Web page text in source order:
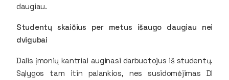
daugiau.
Studentų skaičius per metus išaugo daugiau nei
dvigubai
Dalis įmonių kantriai auginasi darbuotojus iš studentų.
Sąlygos tam itin palankios, nes susidomėjimas DI